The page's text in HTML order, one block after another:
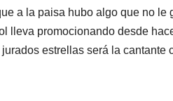
a la paisa hubo algo que no
lleva promocionando desde
estrellas será la cantante